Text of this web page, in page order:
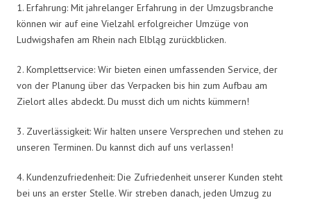
1. Erfahrung: Mit jahrelanger Erfahrung in der Umzugsbranche
können wir auf eine Vielzahl erfolgreicher Umzüge von
Ludwigshafen am Rhein nach Elbląg zurückblicken.
2. Komplettservice: Wir bieten einen umfassenden Service, der
von der Planung über das Verpacken bis hin zum Aufbau am
Zielort alles abdeckt. Du musst dich um nichts kümmern!
3. Zuverlässigkeit: Wir halten unsere Versprechen und stehen zu
unseren Terminen. Du kannst dich auf uns verlassen!
4. Kundenzufriedenheit: Die Zufriedenheit unserer Kunden steht
bei uns an erster Stelle. Wir streben danach, jeden Umzug zu